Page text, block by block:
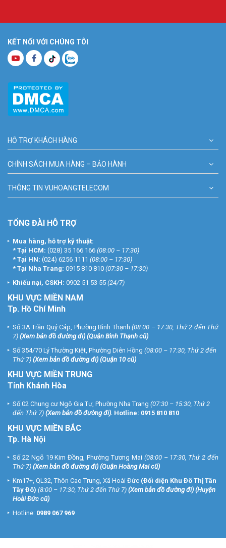
KẾT NỐI VỚI CHÚNG TÔI
HỖ TRỢ KHÁCH HÀNG
CHÍNH SÁCH MUA HÀNG – BẢO HÀNH
THÔNG TIN VUHOANGTELECOM
TỔNG ĐÀI HỖ TRỢ
Mua hàng, hỗ trợ kỹ thuật:
* Tại HCM: (028) 35 166 166 (08:00 – 17:30)
* Tại HN: (024) 6256 1111 (08:00 – 17:30)
* Tại Nha Trang: 0915 810 810 (07:30 – 17:30)
Khiếu nại, CSKH: 0902 51 53 55 (24/7)
KHU VỰC MIỀN NAM
Tp. Hồ Chí Minh
Số 3A Trần Quý Cáp, Phường Bình Thạnh (08:00 – 17:30, Thứ 2 đến Thứ
7) (Xem bản đồ đường đi) (Quận Bình Thạnh cũ)
Số 354/70 Lý Thường Kiệt, Phường Diên Hồng (08:00 – 17:30, Thứ 2 đến
Thứ 7) (Xem bản đồ đường đi) (Quận 10 cũ)
KHU VỰC MIỀN TRUNG
Tỉnh Khánh Hòa
Số 02 Chung cư Ngô Gia Tự, Phường Nha Trang (07:30 – 15:30, Thứ 2
đến Thứ 7) (Xem bản đồ đường đi). Hotline: 0915 810 810
KHU VỰC MIỀN BẮC
Tp. Hà Nội
Số 22 Ngõ 19 Kim Đồng, Phường Tương Mai (08:00 – 17:30, Thứ 2 đến
Thứ 7) (Xem bản đồ đường đi) (Quận Hoàng Mai cũ)
Km17+, QL32, Thôn Cao Trung, Xã Hoài Đức (Đối diện Khu Đô Thị Tân
Tây Đô) (8:00 – 17:30, Thứ 2 đến Thứ 7) (Xem bản đồ đường đi) (Huyện
Hoài Đức cũ)
Hotline: 0989 067 969